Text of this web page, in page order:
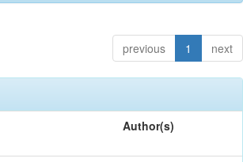
previous 1 next
Author(s)